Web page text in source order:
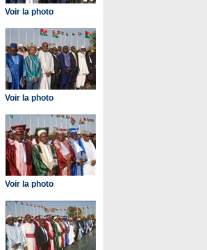
Voir la photo
Voir la photo
Voir la photo